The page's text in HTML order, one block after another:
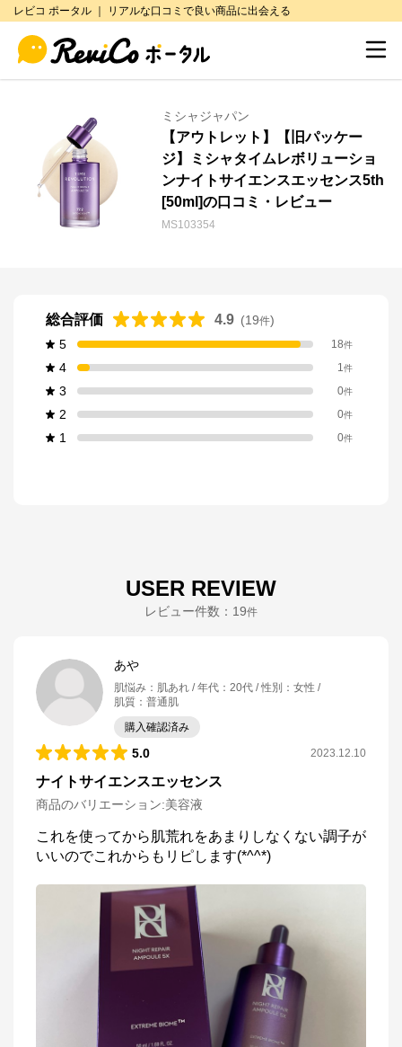
レビコ ポータル ｜ リアルな口コミで良い商品に出会える
ミシャジャパン
【アウトレット】【旧パッケー
ジ】ミシャタイムレボリューショ
ンナイトサイエンスエッセンス5th
[50ml]の口コミ・レビュー
MS103354
総合評価 4.9 (19件)
5
18件
4 1件
3 0件
2 0件
1 0件
USER REVIEW
レビュー件数： 19件
あや
肌悩み ： 肌あれ 年代 ： 20代 性別 ： 女性
肌質 ： 普通肌
購入確認済み
5.0 2023.12.10
ナイトサイエンスエッセンス
商品のバリエーション:美容液
これを使ってから肌荒れをあまりしなくない調子が
いいのでこれからもリピします(*^^*)